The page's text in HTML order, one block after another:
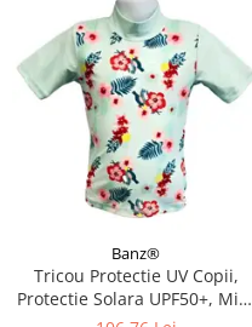
Banz®
Tricou Protectie UV Copii,
Protectie Solara UPF50+, Mint
Floral, Diverse marimi